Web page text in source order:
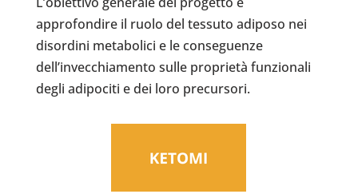
approfondire il ruolo del tessuto adiposo nei
disordini metabolici e le conseguenze
dell’invecchiamento sulle proprietà funzionali
degli adipociti e dei loro precursori.